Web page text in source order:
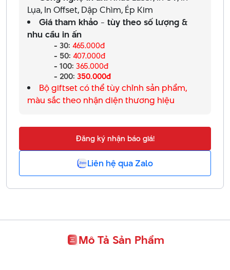
Lụa, In Offset, Dập Chìm, Ép Kim
Giá tham khảo - tùy theo số lượng &
nhu cầu in ấn
- 30: 465.000đ
- 50: 407.000đ
- 100: 365.000đ
- 200: 350.000đ
Bộ giftset có thể tùy chỉnh sản phẩm,
màu sắc theo nhận diện thương hiệu
Đăng ký nhận báo giá!
Liên hệ qua Zalo
Mô Tả Sản Phẩm